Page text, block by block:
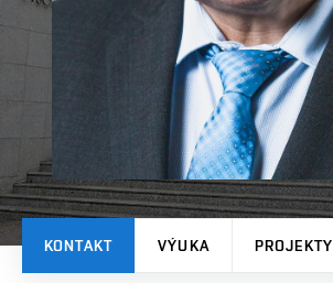
KONTAKT VÝUKA PROJEKTY